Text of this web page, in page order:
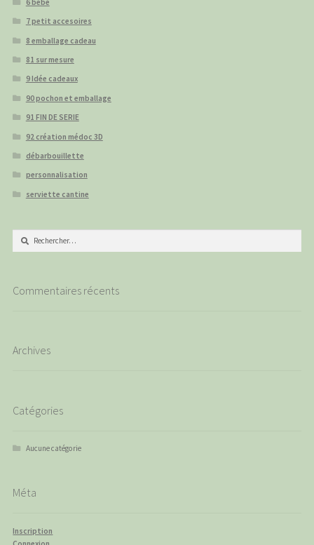
6 bébé
7 petit accesoires
8 emballage cadeau
81 sur mesure
9 Idée cadeaux
90 pochon et emballage
91 FIN DE SERIE
92 création médoc 3D
débarbouillette
personnalisation
serviette cantine
Rechercher :
Commentaires récents
Archives
Catégories
Aucune catégorie
Méta
Inscription